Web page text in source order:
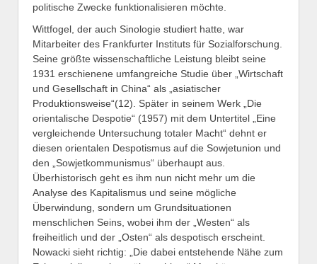
politische Zwecke funktionalisieren möchte.
Wittfogel, der auch Sinologie studiert hatte, war
Mitarbeiter des Frankfurter Instituts für Sozialforschung.
Seine größte wissenschaftliche Leistung bleibt seine
1931 erschienene umfangreiche Studie über „Wirtschaft
und Gesellschaft in China“ als „asiatischer
Produktionsweise“(12). Später in seinem Werk „Die
orientalische Despotie“ (1957) mit dem Untertitel „Eine
vergleichende Untersuchung totaler Macht“ dehnt er
diesen orientalen Despotismus auf die Sowjetunion und
den „Sowjetkommunismus“ überhaupt aus.
Überhistorisch geht es ihm nun nicht mehr um die
Analyse des Kapitalismus und seine mögliche
Überwindung, sondern um Grundsituationen
menschlichen Seins, wobei ihm der „Westen“ als
freiheitlich und der „Osten“ als despotisch erscheint.
Nowacki sieht richtig: „Die dabei entstehende Nähe zum